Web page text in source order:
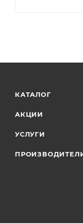
КАТАЛОГ
АКЦИИ
УСЛУГИ